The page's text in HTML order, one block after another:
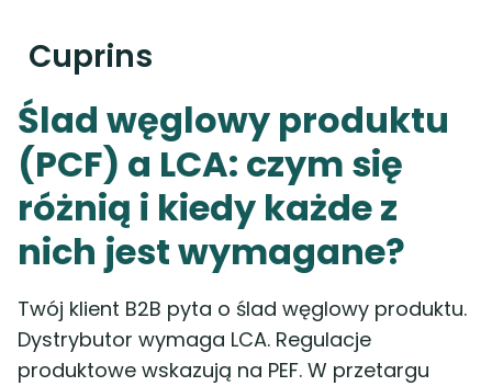
Cuprins
Ślad węglowy produktu
(PCF) a LCA: czym się
różnią i kiedy każde z
nich jest wymagane?
Twój klient B2B pyta o ślad węglowy produktu.
Dystrybutor wymaga LCA. Regulacje
produktowe wskazują na PEF. W przetargu